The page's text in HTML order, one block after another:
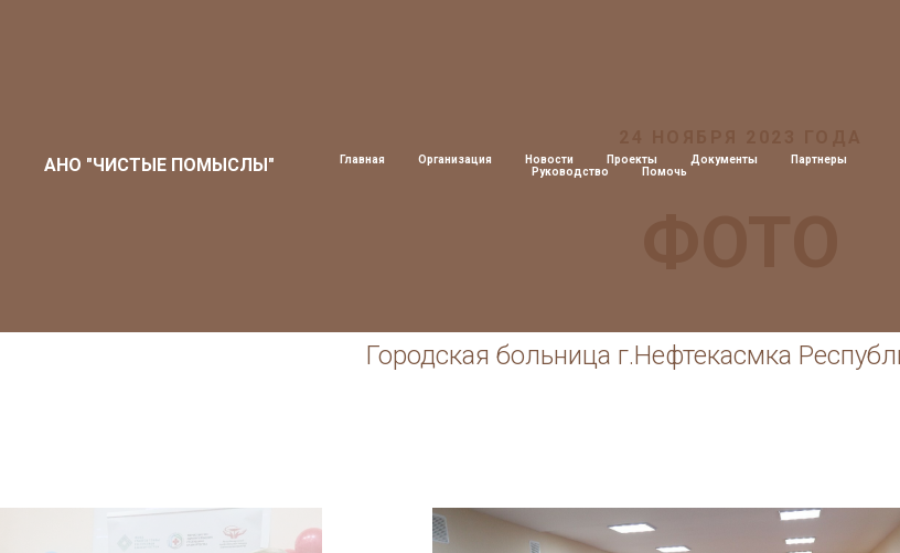
АНО "ЧИСТЫЕ ПОМЫСЛЫ" Главная Организация Новости Проекты Документы
Партнеры
Руководство
Помочь
Городская больница г.Нефтекасмка